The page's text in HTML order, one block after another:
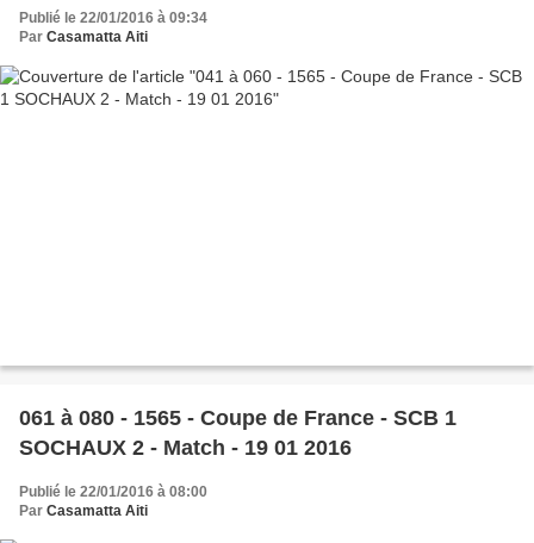
Publié le 22/01/2016 à 09:34
Par Casamatta Aiti
061 à 080 - 1565 - Coupe de France - SCB 1
SOCHAUX 2 - Match - 19 01 2016
Publié le 22/01/2016 à 08:00
Par Casamatta Aiti